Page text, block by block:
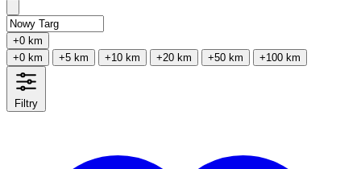
+0 km
+0 km
+5 km +10 km +20 km +50 km +100 km
Filtry